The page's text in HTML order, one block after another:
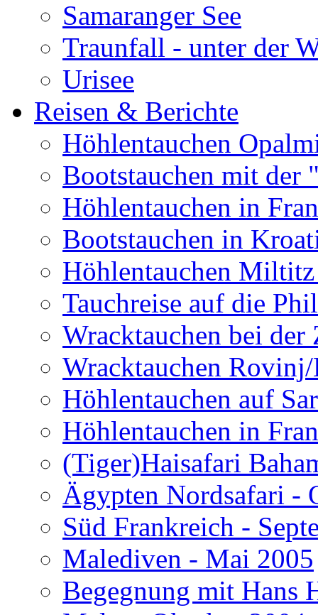
Samaranger See
Traunfall - unter der
Urisee
Reisen & Berichte
Höhlentauchen
Bootstauchen mit
Höhlentauchen in
Bootstauchen in
Höhlentauchen
Tauchreise auf die
Wracktauchen bei der
Wracktauchen
Höhlentauchen auf
Höhlentauchen in
(Tiger)Haisafari
Ägypten Nordsafari -
Süd Frankreich -
Malediven - Mai 2005
Begegnung mit Hans